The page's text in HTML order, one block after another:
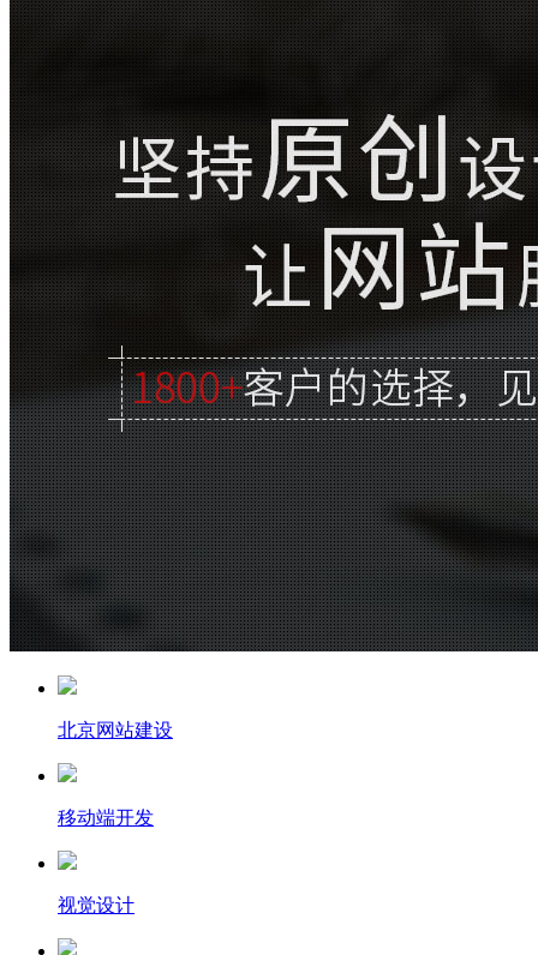
北京网站建设
移动端开发
视觉设计